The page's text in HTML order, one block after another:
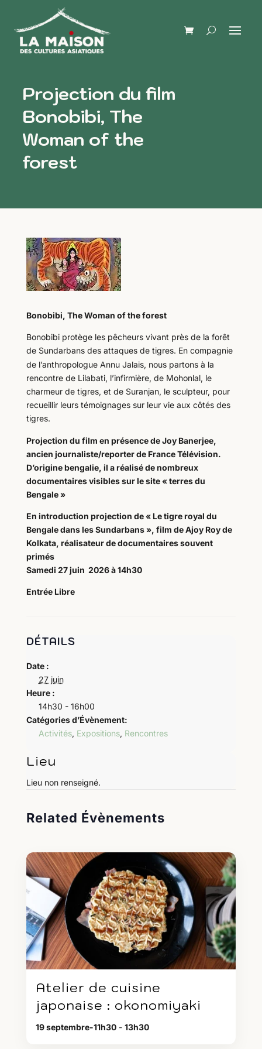
Projection du film
Bonobibi, The
Woman of the
forest
Bonobibi, The Woman of the forest
Bonobibi protège les pêcheurs vivant près de la forêt
de Sundarbans des attaques de tigres. En compagnie
de l’anthropologue Annu Jalais, nous partons à la
rencontre de Lilabati, l’infirmière, de Mohonlal, le
charmeur de tigres, et de Suranjan, le sculpteur, pour
recueillir leurs témoignages sur leur vie aux côtés des
tigres.
Projection du film en présence de Joy Banerjee,
ancien journaliste/reporter de France Télévision.
D’origine bengalie, il a réalisé de nombreux
documentaires visibles sur le site « terres du
Bengale »
En introduction projection de «Le tigre royal du
Bengale dans les Sundarbans», film de Ajoy Roy de
Kolkata, réalisateur de documentaires souvent
primés
Samedi 27 juin 2026 à 14h30
Entrée Libre
DÉTAILS
Date :
27 juin
Heure :
14h30 - 16h00
Catégories d’Évènement:
Activités, Expositions, Rencontres
Lieu
Lieu non renseigné.
Related Évènements
Atelier de cuisine
japonaise : okonomiyaki
19 septembre-11h30- 13h30